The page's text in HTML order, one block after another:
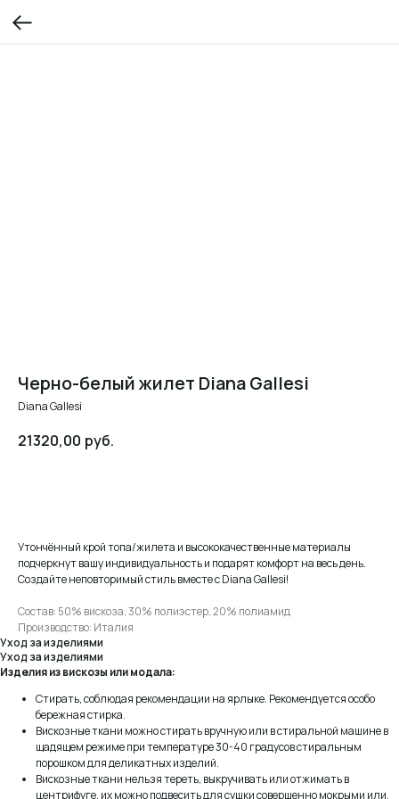
Черно-белый жилет Diana Gallesi
Diana Gallesi
21320,00 руб.
Утончённый крой топа/жилета и высококачественные материалы
подчеркнут вашу индивидуальность и подарят комфорт на весь день.
Создайте неповторимый стиль вместе с Diana Gallesi!
Состав: 50% вискоза, 30% полиэстер, 20% полиамид
Производство: Италия
Уход за изделиями
Уход за изделиями
Изделия из вискозы или модала:
Стирать, соблюдая рекомендации на ярлыке. Рекомендуется особо
бережная стирка.
Вискозные ткани можно стирать вручную или в стиральной машине в
щадящем режиме при температуре 30-40 градусов стиральным
порошком для деликатных изделий.
Вискозные ткани нельзя тереть, выкручивать или отжимать в
центрифуге, их можно подвесить для сушки совершенно мокрыми или,